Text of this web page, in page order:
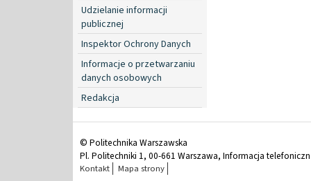
Udzielanie informacji
publicznej
Inspektor Ochrony Danych
Informacje o przetwarzaniu
danych osobowych
Redakcja
© Politechnika Warszawska
Pl. Politechniki 1, 00-661 Warszawa, Informacja
Kontakt Mapa strony